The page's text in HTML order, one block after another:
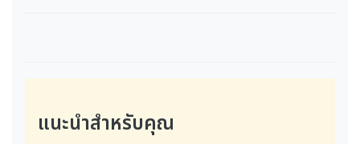
แนะนำสำหรับคุณ